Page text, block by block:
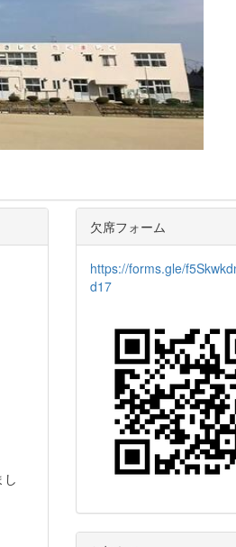
欠席フォーム
https://forms.gle/
d17